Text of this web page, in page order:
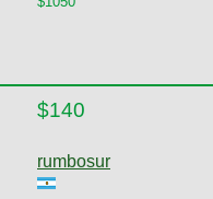
$140
rumbosur